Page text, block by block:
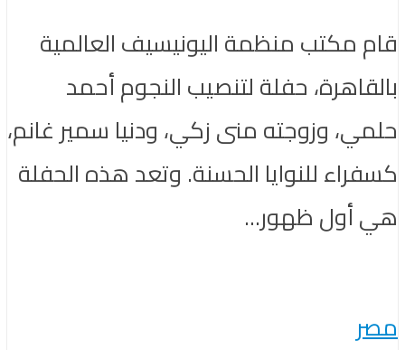
قام مكتب منظمة اليونيسيف العالمية
بالقاهرة، حفلة لتنصيب النجوم أحمد
حلمي، وزوجته منى زكي، ودنيا سمير غانم،
كسفراء للنوايا الحسنة. وتعد هذه الحفلة
هي أول ظهور...
مصر